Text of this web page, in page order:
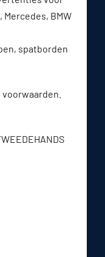
BMW
spatborden